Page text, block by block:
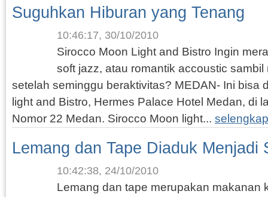
Suguhkan Hiburan yang Tenang
10:46:17, 30/10/2010
Sirocco Moon Light and Bistro Ingin
soft jazz, atau romantik accoustic
setelah seminggu beraktivitas? MEDAN- Ini bisa
light and Bistro, Hermes Palace Hotel Medan, di
Nomor 22 Medan. Sirocco Moon light...
Lemang dan Tape Diaduk Menjadi
10:42:38, 24/10/2010
Lemang dan tape merupakan makanan